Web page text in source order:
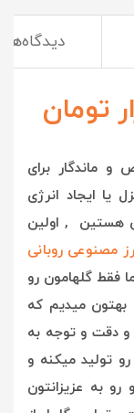
دیدگاه‌ها
ماندگار برای
یا ایجاد انرژی
هستین , اولین
مصنوعی روبانی
فقط گلهامون رو
میدیم که
دقت و توجه به
تولید میکنه و
به عزیزانتون